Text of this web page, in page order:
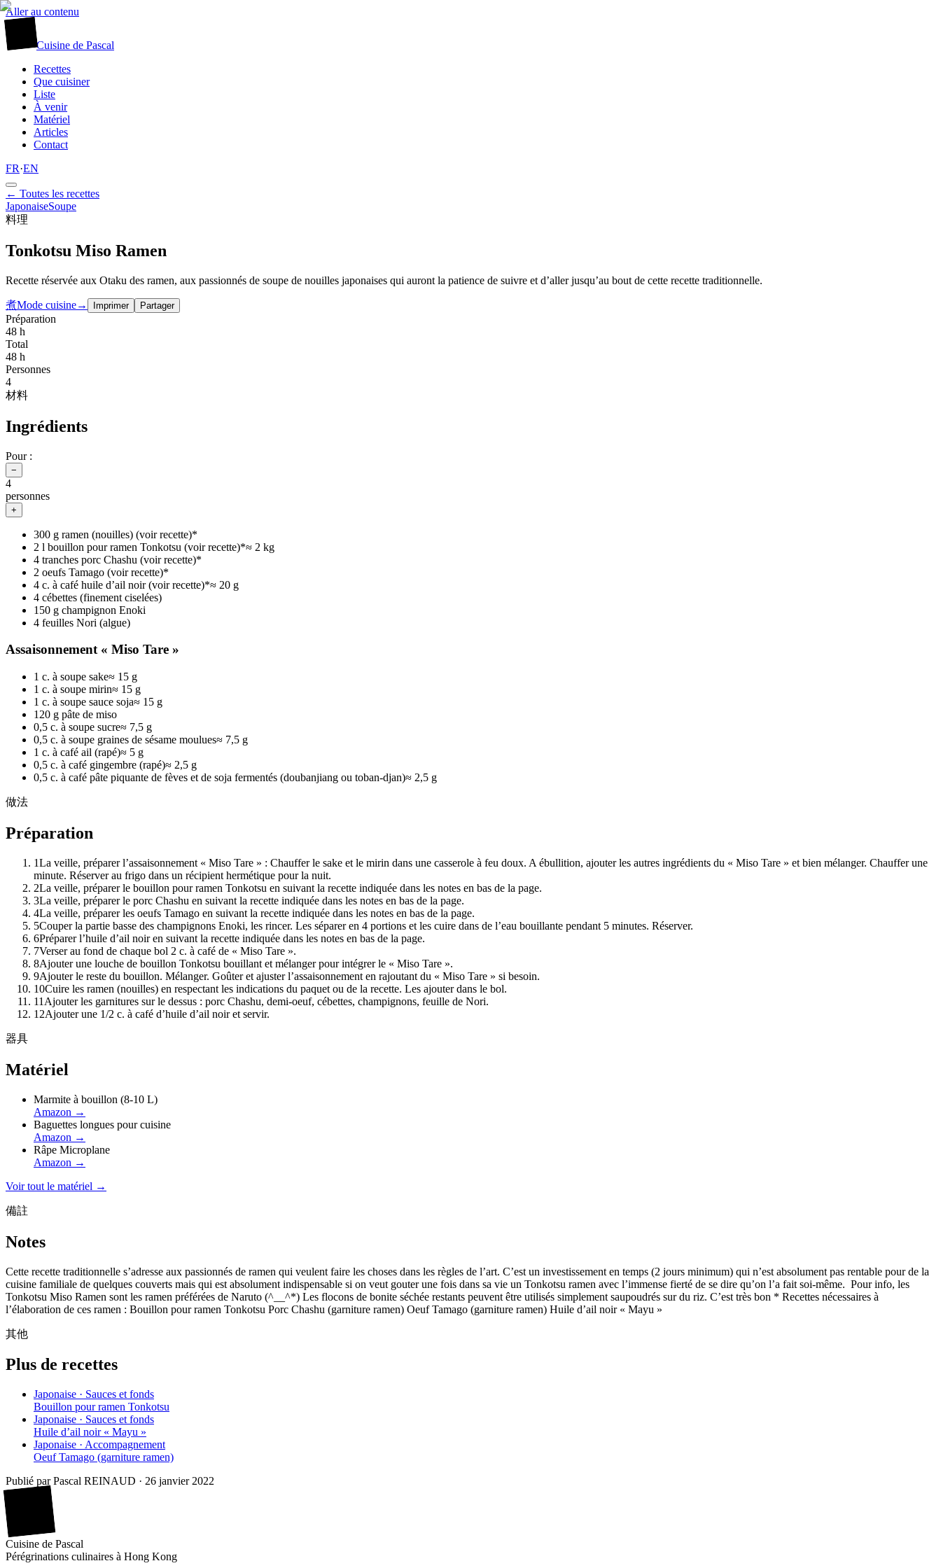
Aller au contenu
Cuisine de Pascal
Recettes
Que cuisiner
Liste
À venir
Matériel
Articles
Contact
FR·EN
← Toutes les recettes
JaponaiseSoupe
料理
Tonkotsu Miso Ramen
Recette réservée aux Otaku des ramen, aux passionnés de soupe de nouilles japonaises qui auront la patience de suivre et d’aller jusqu’au bout de cette recette traditionnelle.
煮Mode cuisine→ Imprimer Partager
Préparation
48 h
Total
48 h
Personnes
4
材料
Ingrédients
Pour :
−
4
personnes
+
300 g ramen (nouilles) (voir recette)*
2 l bouillon pour ramen Tonkotsu (voir recette)*≈ 2 kg
4 tranches porc Chashu (voir recette)*
2 oeufs Tamago (voir recette)*
4 c. à café huile d’ail noir (voir recette)*≈ 20 g
4 cébettes (finement ciselées)
150 g champignon Enoki
4 feuilles Nori (algue)
Assaisonnement « Miso Tare »
1 c. à soupe sake≈ 15 g
1 c. à soupe mirin≈ 15 g
1 c. à soupe sauce soja≈ 15 g
120 g pâte de miso
0,5 c. à soupe sucre≈ 7,5 g
0,5 c. à soupe graines de sésame moulues≈ 7,5 g
1 c. à café ail (rapé)≈ 5 g
0,5 c. à café gingembre (rapé)≈ 2,5 g
0,5 c. à café pâte piquante de fèves et de soja fermentés (doubanjiang ou toban-djan)≈ 2,5 g
做法
Préparation
1La veille, préparer l’assaisonnement « Miso Tare » : Chauffer le sake et le mirin dans une casserole à feu doux. A ébullition, ajouter les autres ingrédients du « Miso Tare » et bien mélanger. Chauffer une
minute. Réserver au frigo dans un récipient hermétique pour la nuit.
2La veille, préparer le bouillon pour ramen Tonkotsu en suivant la recette indiquée dans les notes en bas de la page.
3La veille, préparer le porc Chashu en suivant la recette indiquée dans les notes en bas de la page.
4La veille, préparer les oeufs Tamago en suivant la recette indiquée dans les notes en bas de la page.
5Couper la partie basse des champignons Enoki, les rincer. Les séparer en 4 portions et les cuire dans de l’eau bouillante pendant 5 minutes. Réserver.
6Préparer l’huile d’ail noir en suivant la recette indiquée dans les notes en bas de la page.
7Verser au fond de chaque bol 2 c. à café de « Miso Tare ».
8Ajouter une louche de bouillon Tonkotsu bouillant et mélanger pour intégrer le « Miso Tare ».
9Ajouter le reste du bouillon. Mélanger. Goûter et ajuster l’assaisonnement en rajoutant du « Miso Tare » si besoin.
10Cuire les ramen (nouilles) en respectant les indications du paquet ou de la recette. Les ajouter dans le bol.
11 Ajouter les garnitures sur le dessus : porc Chashu, demi-oeuf, cébettes, champignons, feuille de Nori.
12Ajouter une 1/2 c. à café d’huile d’ail noir et servir.
器具
Matériel
Marmite à bouillon (8-10 L)
Amazon →
Baguettes longues pour cuisine
Amazon →
Râpe Microplane
Amazon →
Voir tout le matériel →
備註
Notes
Cette recette traditionnelle s’adresse aux passionnés de ramen qui veulent faire les choses dans les règles de l’art. C’est un investissement en temps (2 jours minimum) qui n’est absolument pas rentable pour de la
cuisine familiale de quelques couverts mais qui est absolument indispensable si on veut gouter une fois dans sa vie un Tonkotsu ramen avec l’immense fierté de se dire qu’on l’a fait soi-même. Pour info, les
Tonkotsu Miso Ramen sont les ramen préférées de Naruto (^__^*) Les flocons de bonite séchée restants peuvent être utilisés simplement saupoudrés sur du riz. C’est très bon * Recettes nécessaires à
l’élaboration de ces ramen : Bouillon pour ramen Tonkotsu Porc Chashu (garniture ramen) Oeuf Tamago (garniture ramen) Huile d’ail noir « Mayu »
其他
Plus de recettes
Japonaise · Sauces et fonds
Bouillon pour ramen Tonkotsu
Japonaise · Sauces et fonds
Huile d’ail noir « Mayu »
Japonaise · Accompagnement
Oeuf Tamago (garniture ramen)
Publié par Pascal REINAUD · 26 janvier 2022
Cuisine de Pascal
Pérégrinations culinaires à Hong Kong